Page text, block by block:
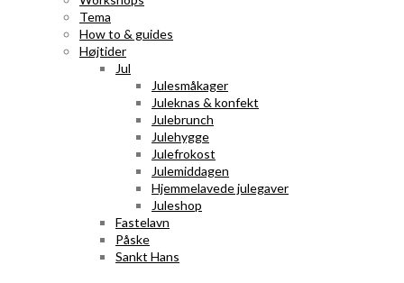
Tema
How to & guides
Højtider
Jul
Julesmåkager
Juleknas & konfekt
Julebrunch
Julehygge
Julefrokost
Julemiddagen
Hjemmelavede julegaver
Juleshop
Fastelavn
Påske
Sankt Hans